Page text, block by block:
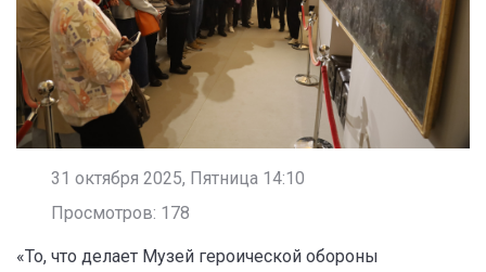
31 октября 2025, Пятница 14:10
Просмотров: 178
«То, что делает Музей героической обороны